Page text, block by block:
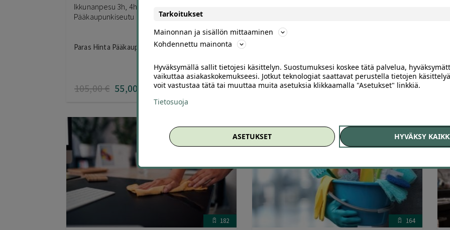
Ikkunanpesu 3h, 4h tai 5h | jopa -51 % |
Pääkaupunkiseutu
Paras Hinta Pääkaupunkiseutu
105,00€ 55,00
tuotteesta:
4.83/ 5
Crystal Clear Cleaning Pääkaupunkiseutu
75,30€ 49,00 €
182 164
Tarkoitukset
Mainonnan ja sisällön mittaaminen
Kohdennettu mainonta
Hyväksymällä sallit tietojesi käsittelyn. Suostumuksesi koskee tätä palvelua,
vaikuttaa asiakaskokemukseesi. Jotkut teknologiat saattavat perustella tietojen
voit vastustaa tätä tai muuttaa muita asetuksia klikkaamalla "Asetukset" linkkiä.
Tietosuoja
ASETUKSET HYVÄKSY